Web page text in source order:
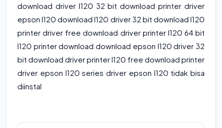
download driver l120 32 bit download printer driver
epson l120 download l120 driver 32 bit download l120
printer driver free download driver printer l120 64 bit
l120 printer download download epson l120 driver 32
bit download driver printer l120 free download printer
driver epson l120 series driver epson l120 tidak bisa
diinstal